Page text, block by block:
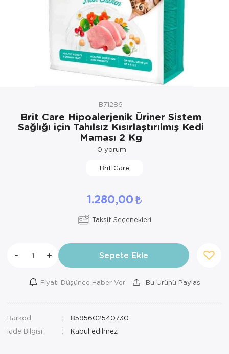
B71286
Brit Care Hipoalerjenik Üriner Sistem
Sağlığı için Tahılsız Kısırlaştırılmış Kedi
Maması 2 Kg
0 yorum
Brit Care
1.280,00
Taksit Seçenekleri
- + Sepete Ekle
Fiyatı Düşünce Haber Ver Bu Ürünü Paylaş
Barkod
8595602540730
İade Bilgisi: